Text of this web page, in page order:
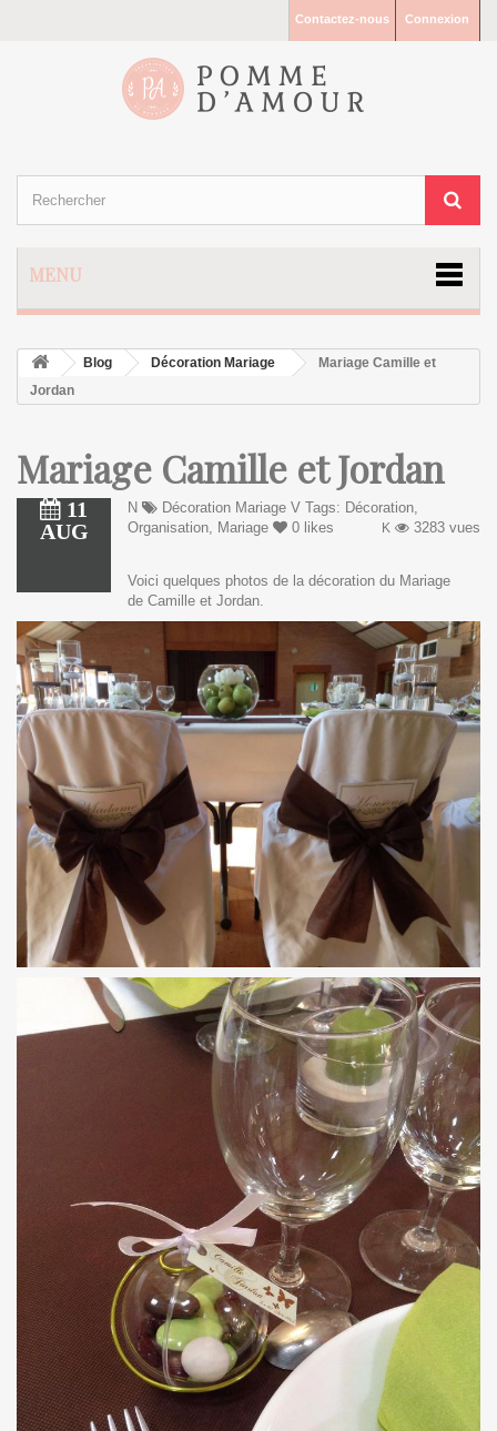
Connexion
Contactez-nous
MENU
Blog Décoration Mariage
Mariage Camille et
Jordan
Mariage Camille et Jordan
11
AUG
Décoration Mariage
Tags: Décoration,
Organisation, Mariage
0 likes 3283 vues
Voici quelques photos de la décoration du Mariage
de Camille et Jordan.